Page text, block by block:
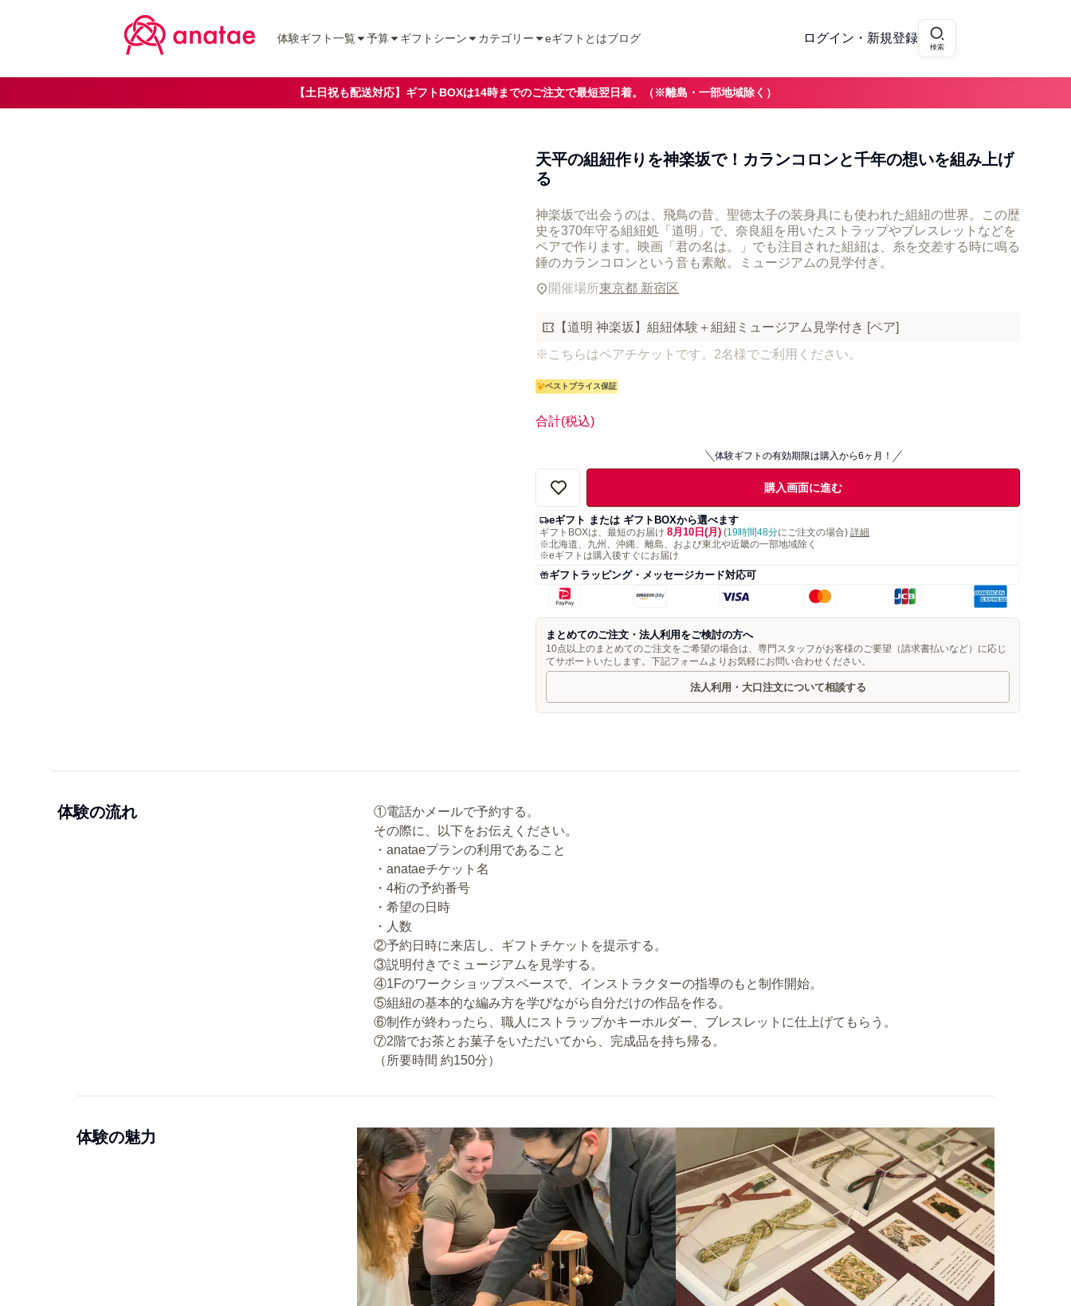
体験ギフト一覧 予算 ギフトシーン カテゴリー eギフトとはブログ ログイン・新規登録
検索
【土日祝も配送対応】ギフトBOXは14時までのご注文で最短翌日着。（※離島・一部地域除く）
天平の組紐作りを神楽坂で！カランコロンと千年の想いを組み上げ
る
神楽坂で出会うのは、飛鳥の昔、聖徳太子の装身具にも使われた組紐の世界。この歴
史を370年守る組紐処「道明」で、奈良組を用いたストラップやブレスレットなどを
ペアで作ります。映画「君の名は。」でも注目された組紐は、糸を交差する時に鳴る
錘のカランコロンという音も素敵。ミュージアムの見学付き。
開催場所東京都 新宿区
【道明 神楽坂】組紐体験＋組紐ミュージアム見学付き [ペア]
※こちらはペアチケットです。2名様でご利用ください。
ベストプライス保証
合計(税込)
体験ギフトの有効期限は購入から6ヶ月！
購入画面に進む
eギフト または ギフトBOXから選べます
ギフトBOXは、最短のお届け 8月10日(月) (19時間48分にご注文の場合) 詳細
※北海道、九州、沖縄、離島、および東北や近畿の一部地域除く
※eギフトは購入後すぐにお届け
ギフトラッピング・メッセージカード対応可
まとめてのご注文・法人利用をご検討の方へ
10点以上のまとめてのご注文をご希望の場合は、専門スタッフがお客様のご要望（請求書払いなど）に応じ
てサポートいたします。下記フォームよりお気軽にお問い合わせください。
法人利用・大口注文について相談する
体験の流れ
①電話かメールで予約する。
その際に、以下をお伝えください。
・anataeプランの利用であること
・anataeチケット名
・4桁の予約番号
・希望の日時
・人数
②予約日時に来店し、ギフトチケットを提示する。
③説明付きでミュージアムを見学する。
④1Fのワークショップスペースで、インストラクターの指導のもと制作開始。
⑤組紐の基本的な編み方を学びながら自分だけの作品を作る。
⑥制作が終わったら、職人にストラップかキーホルダー、ブレスレットに仕上げてもらう。
⑦2階でお茶とお菓子をいただいてから、完成品を持ち帰る。
（所要時間 約150分）
体験の魅力